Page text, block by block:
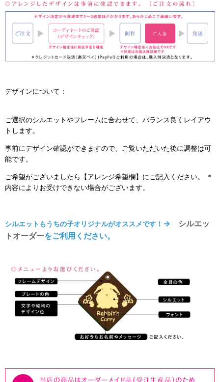
デザインについて：
ご選択のシルエットやフレームに合わせて、バランス良くレイアウ
トします。
事前にデザイン確認ができますので、ご覧いただいた後に調整は可
能です。
ご希望がございましたら【アレンジ希望欄】にご記入ください。 ＊
内容によりお受けできない場合がございます。
シルエットもうちの子オリジナルがオススメです！ → シルエッ
トオーダーをご利用ください。